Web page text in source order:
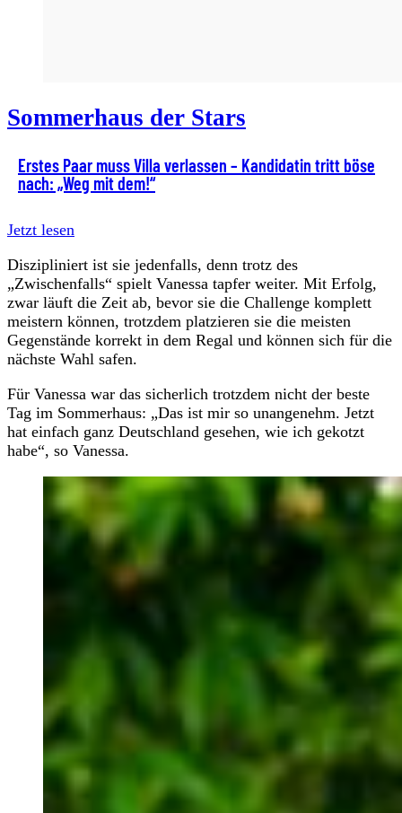
Sommerhaus der Stars
Erstes Paar muss Villa verlassen – Kandidatin tritt böse
nach: „Weg mit dem!“
Jetzt lesen
Diszipliniert ist sie jedenfalls, denn trotz des
„Zwischenfalls“ spielt Vanessa tapfer weiter. Mit Erfolg,
zwar läuft die Zeit ab, bevor sie die Challenge komplett
meistern können, trotzdem platzieren sie die meisten
Gegenstände korrekt in dem Regal und können sich für die
nächste Wahl safen.
Für Vanessa war das sicherlich trotzdem nicht der beste
Tag im Sommerhaus: „Das ist mir so unangenehm. Jetzt
hat einfach ganz Deutschland gesehen, wie ich gekotzt
habe“, so Vanessa.